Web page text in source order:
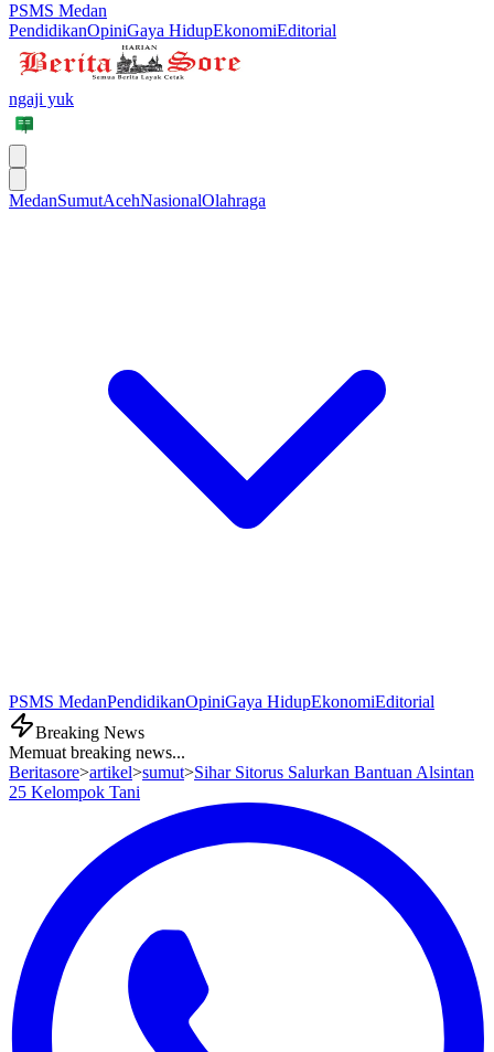
PSMS Medan
PendidikanOpiniGaya HidupEkonomiEditorial
ngaji yuk
MedanSumutAcehNasionalOlahraga
PSMS MedanPendidikanOpiniGaya HidupEkonomiEditorial
Breaking News
Memuat breaking news...
Beritasore>artikel>sumut>Sihar Sitorus Salurkan Bantuan Alsintan
25 Kelompok Tani